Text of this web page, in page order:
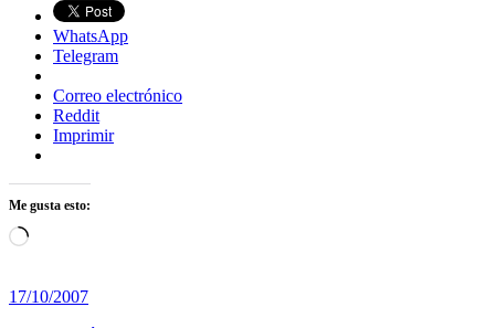
WhatsApp
Telegram
Correo electrónico
Reddit
Imprimir
Me gusta esto:
Cargando...
17/10/2007